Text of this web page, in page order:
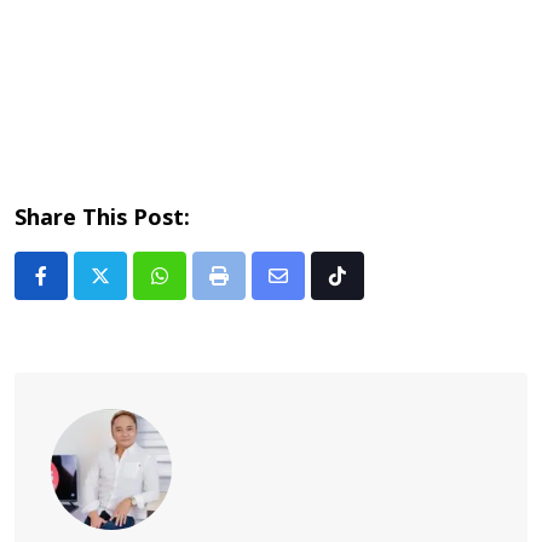
Share This Post:
Whatsapp
Print
Share Tiktok